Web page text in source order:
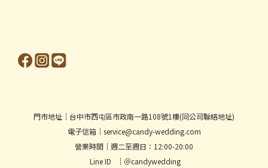
門市地址│台中市西屯區市政南一路108號1樓(同公司聯絡地址)
電子信箱│service@candy-wedding.com
營業時間│週二至週日：12:00-20:00
Line ID │＠candywedding